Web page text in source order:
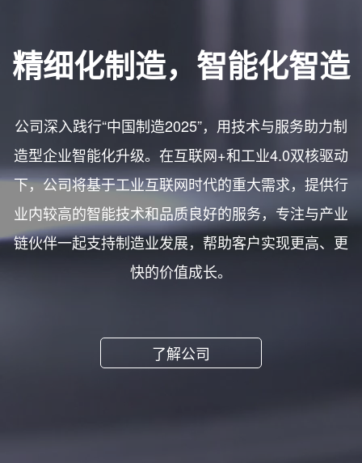
精细化制造，智能化智造
公司深入践行“中国制造2025”，用技术与服务助力制
造型企业智能化升级。在互联网+和工业4.0双核驱动
下，公司将基于工业互联网时代的重大需求，提供行
业内较高的智能技术和品质良好的服务，专注与产业
链伙伴一起支持制造业发展，帮助客户实现更高、更
快的价值成长。
了解公司